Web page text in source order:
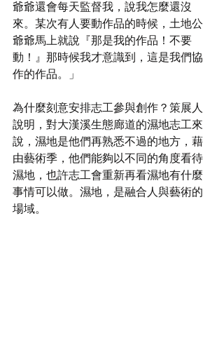
爺爺還會每天監督我，說我怎麼還沒
來。某次有人要動作品的時候，土地公
爺爺馬上就說『那是我的作品！不要
動！』那時候我才意識到，這是我們協
作的作品。」
為什麼刻意安排志工參與創作？策展人
說明，對大漢溪生態廊道的濕地志工來
說，濕地是他們再熟悉不過的地方，藉
由藝術季，他們能夠以不同的角度看待
濕地，也許志工會重新再看濕地有什麼
事情可以做。濕地，是融合人與藝術的
場域。